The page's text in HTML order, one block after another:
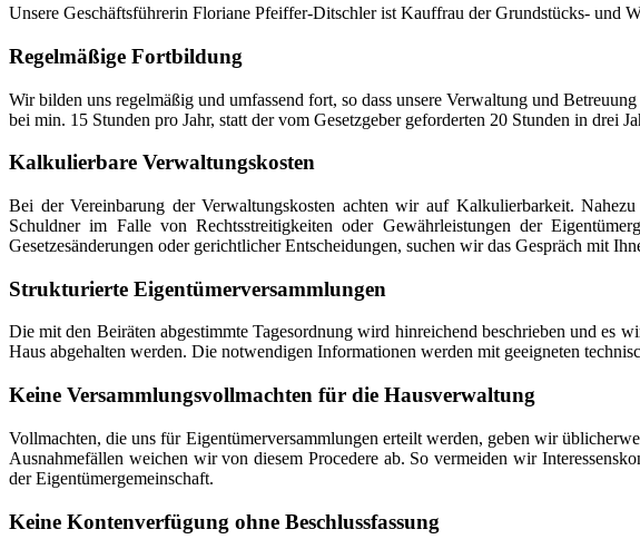
Unsere Geschäftsführerin Floriane Pfeiffer-Ditschler ist Kauffrau der Grundstücks-
Regelmäßige Fortbildung
Wir bilden uns regelmäßig und umfassend fort, so dass unsere Verwaltung und
bei min. 15 Stunden pro Jahr, statt der vom Gesetzgeber geforderten 20 Stunden in drei
Kalkulierbare Verwaltungskosten
Bei der Vereinbarung der Verwaltungskosten achten wir auf Kalkulierbarkeit.
Schuldner im Falle von Rechtsstreitigkeiten oder Gewährleistungen der
Gesetzesänderungen oder gerichtlicher Entscheidungen, suchen wir das Gespräch mit
Strukturierte Eigentümerversammlungen
Die mit den Beiräten abgestimmte Tagesordnung wird hinreichend beschrieben und es
Haus abgehalten werden. Die notwendigen Informationen werden mit geeigneten
Keine Versammlungsvollmachten für die Hausverwaltung
Vollmachten, die uns für Eigentümerversammlungen erteilt werden, geben wir
Ausnahmefällen weichen wir von diesem Procedere ab. So vermeiden wir
der Eigentümergemeinschaft.
Keine Kontenverfügung ohne Beschlussfassung